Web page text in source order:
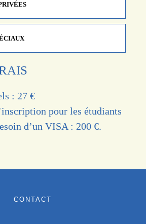
: 27 €
pour les étudiants
d’un VISA : 200 €.
CONTACT